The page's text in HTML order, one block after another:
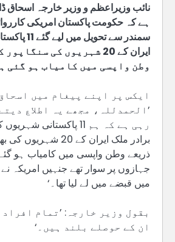
نائب وزیراعظم و وزیر خارجہ اسحاق
ہے کہ حکومت پاکستان امریکی
سمندر سے
ایران کے 20 شہریوں کی
وطن واپسی میں کامیاب ہو گئی
ایکس پر اپنے پیغام میں
’الحمدللہ، مجھے یہ اطلاع
رہی ہے کہ ہم 11 پاکستانی
برادر ملک ایران کے 20
ذریعے وطن واپسی میں کامیاب ہو
جہازوں پر سوار تھے جنہیں امریکہ
میں قبضے میں لے لیا تھا۔‘
بقول وزیر خارجہ: ’تمام
ان کے حوصلے بلند ہیں۔‘